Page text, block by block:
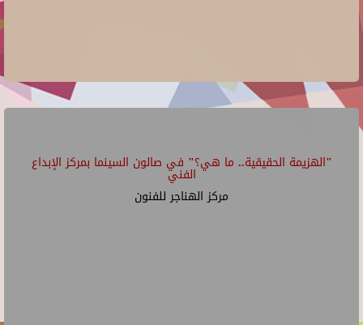
"الهزيمة الحقيقية.. ما هي؟" في صالون السينما بمركز الإبداع
الفني
مركز الهناجر للفنون